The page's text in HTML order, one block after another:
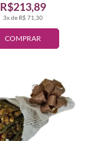
COMPRAR
3x de R$ 71,30
R$213,89